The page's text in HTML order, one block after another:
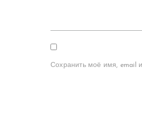
Сохранить моё имя, email